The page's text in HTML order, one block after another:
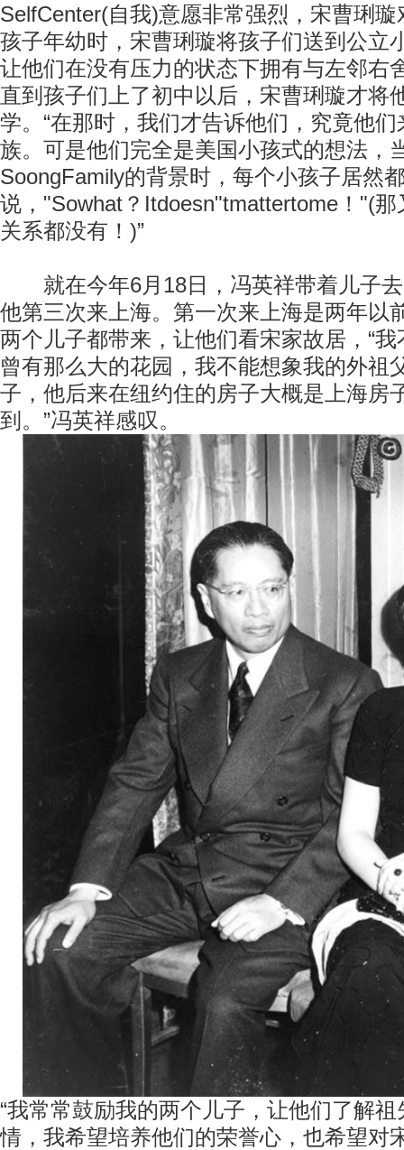
SelfCenter(自我)意愿非常强烈，宋曹琍
孩子年幼时，宋曹琍璇将孩子们送到公立
让他们在没有压力的状态下拥有与左邻右
直到孩子们上了初中以后，宋曹琍璇才将
学。“在那时，我们才告诉他们，究竟他
族。可是他们完全是美国小孩式的想法，
SoongFamily的背景时，每个小孩子居然
说，"Sowhat？Itdoesn"tmattertome！"(
关系都没有！)”
就在今年6月18日，冯英祥带着儿子去
他第三次来上海。第一次来上海是两年以
两个儿子都带来，让他们看宋家故居，“
曾有那么大的花园，我不能想象我的外祖
子，他后来在纽约住的房子大概是上海房
到。”冯英祥感叹。
“我常常鼓励我的两个儿子，让他们了解
情，我希望培养他们的荣誉心，也希望对